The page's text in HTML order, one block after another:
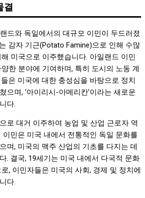
결
드와 독일에서의 대규모 이민이 두드러졌
감자 기근(Potato Famine)으로 인해 수많
미국으로 이주했습니다. 아일랜드 이민
한 분야에 기여하며, 특히 도시의 노동 계
은 미국에 대한 충성심을 바탕으로 정치
으며, ‘아이리시-아메리칸’이라는 새로운
다.
로 대거 이주하여 농업 및 산업 근로자 역
이민은 미국 내에서 전통적인 독일 문화를
며, 미국의 맥주 산업의 기초를 다지는 데
. 결국, 19세기는 미국 내에서 다국적 문화
, 이민자들은 미국의 사회, 경제 및 정치에
다.